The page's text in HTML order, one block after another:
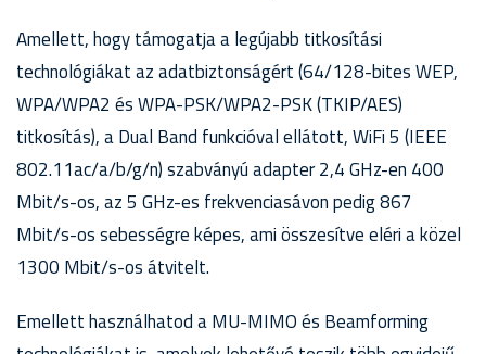
Amellett, hogy támogatja a legújabb titkosítási
technológiákat az adatbiztonságért (64/128-bites WEP,
WPA/WPA2 és WPA-PSK/WPA2-PSK (TKIP/AES)
titkosítás), a Dual Band funkcióval ellátott, WiFi 5 (IEEE
802.11ac/a/b/g/n) szabványú adapter 2,4 GHz-en 400
Mbit/s-os, az 5 GHz-es frekvenciasávon pedig 867
Mbit/s-os sebességre képes, ami összesítve eléri a közel
1300 Mbit/s-os átvitelt.
Emellett használhatod a MU-MIMO és Beamforming